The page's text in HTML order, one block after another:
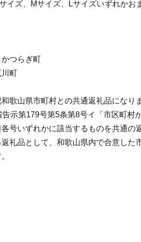
イズ、Mサイズ、Lサイズいずれかお
つらぎ町
町
和歌山県市町村との共通返礼品になり
示第179号第5条第8号イ「市区町村
号いずれかに該当するものを共通の
礼品として、和歌山県内で合意した